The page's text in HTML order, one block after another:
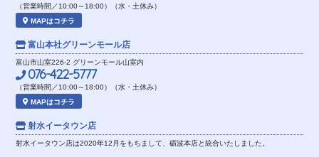
（営業時間／10:00～18:00）（水・土休み）
MAPはコチラ
富山本社グリーンモール店
富山市山室226-2 グリーンモール山室内
076-422-5777
（営業時間／10:00～18:00）（水・土休み）
MAPはコチラ
射水イータウン店
射水イータウン店は2020年12月をもちまして、砺波本店と統合いたしました。